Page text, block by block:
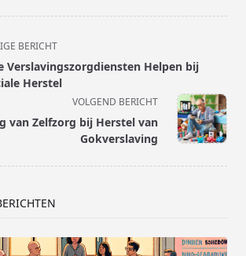
BERICHT
Verslavingszorgdiensten Helpen bij
Herstel
VOLGEND BERICHT
van Zelfzorg bij Herstel van
Gokverslaving